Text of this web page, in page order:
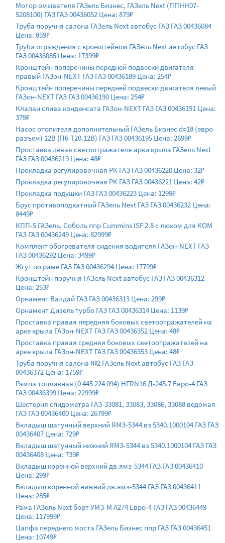
Мотор омывателя ГАЗель Бизнес, ГАЗель Next (ППНН07-
5208100) ГАЗ ГАЗ 00436052 Цена: 879₽
Труба поручня салона ГАЗель Next автобус ГАЗ ГАЗ 00436084
Цена: 859₽
Труба ограждения с кронштейном ГАЗель Next автобус ГАЗ
ГАЗ 00436085 Цена: 17399₽
Кронштейн поперечины передней подвески двигателя
правый ГАЗон-NEXT ГАЗ ГАЗ 00436189 Цена: 254₽
Кронштейн поперечины передней подвески двигателя левый
ГАЗон-NEXT ГАЗ ГАЗ 00436190 Цена: 254₽
Клапан слива конденсата ГАЗон-NEXT ГАЗ ГАЗ 00436191 Цена:
379₽
Насос отопителя дополнительный ГАЗель Бизнес d=18 (евро
разъем) 12В (П6-Т20.12В) ГАЗ ГАЗ 00436195 Цена: 2699₽
Проставка левая светоотражателя арки крыла ГАЗель Next
ГАЗ ГАЗ 00436219 Цена: 48₽
Прокладка регулировочная РК ГАЗ ГАЗ 00436220 Цена: 32₽
Прокладка регулировочная РК ГАЗ ГАЗ 00436221 Цена: 42₽
Прокладка подушки ГАЗ ГАЗ 00436223 Цена: 1299₽
Брус противоподкатный ГАЗель Next ГАЗ ГАЗ 00436232 Цена:
8449₽
КПП-5 ГАЗель, Соболь ппр Cummins ISF 2.8 с люком для КОМ
ГАЗ ГАЗ 00436249 Цена: 82999₽
Комплект обогревателя сидения водителя ГАЗон-NEXT ГАЗ
ГАЗ 00436292 Цена: 3499₽
Жгут по раме ГАЗ ГАЗ 00436294 Цена: 17799₽
Кронштейн поручня ГАЗель Next автобус ГАЗ ГАЗ 00436312
Цена: 253₽
Орнамент Валдай ГАЗ ГАЗ 00436313 Цена: 299₽
Орнамент Дизель турбо ГАЗ ГАЗ 00436314 Цена: 1139₽
Проставка правая передняя боковых светоотражателей на
арке крыла ГАЗон-NEXT ГАЗ ГАЗ 00436352 Цена: 48₽
Проставка правая средняя боковых светоотражателей на
арке крыла ГАЗон-NEXT ГАЗ ГАЗ 00436353 Цена: 48₽
Труба поручня салона №2 ГАЗель Next автобус ГАЗ ГАЗ
00436372 Цена: 1759₽
Рампа топливная (0 445 224 094) HFRN16 Д-245.7 Евро-4 ГАЗ
ГАЗ 00436399 Цена: 22999₽
Шестерня спидометра ГАЗ-33081, 33083, 33086, 33088 ведомая
ГАЗ ГАЗ 00436400 Цена: 26799₽
Вкладыш шатунный верхний ЯМЗ-5344 вз 5340.1000104 ГАЗ ГАЗ
00436407 Цена: 729₽
Вкладыш шатунный нижний ЯМЗ-5344 вз 5340.1000104 ГАЗ ГАЗ
00436408 Цена: 739₽
Вкладыш коренной верхний дв.ямз-5344 ГАЗ ГАЗ 00436410
Цена: 299₽
Вкладыш коренной нижний дв.ямз-5344 ГАЗ ГАЗ 00436411
Цена: 285₽
Рама ГАЗель Next борт УМЗ-М A274 Евро-4 ГАЗ ГАЗ 00436449
Цена: 117999₽
Цапфа переднего моста ГАЗель Бизнес ппр ГАЗ ГАЗ 00436451
Цена: 10749₽